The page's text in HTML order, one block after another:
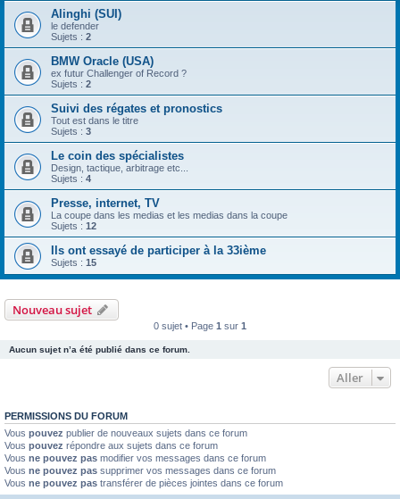
Alinghi (SUI)
le defender
Sujets : 2
BMW Oracle (USA)
ex futur Challenger of Record ?
Sujets : 2
Suivi des régates et pronostics
Tout est dans le titre
Sujets : 3
Le coin des spécialistes
Design, tactique, arbitrage etc...
Sujets : 4
Presse, internet, TV
La coupe dans les medias et les medias dans la coupe
Sujets : 12
Ils ont essayé de participer à la 33ième
Sujets : 15
Nouveau sujet
0 sujet • Page 1 sur 1
Aucun sujet n’a été publié dans ce forum.
Aller
PERMISSIONS DU FORUM
Vous pouvez publier de nouveaux sujets dans ce forum
Vous pouvez répondre aux sujets dans ce forum
Vous ne pouvez pas modifier vos messages dans ce forum
Vous ne pouvez pas supprimer vos messages dans ce forum
Vous ne pouvez pas transférer de pièces jointes dans ce forum